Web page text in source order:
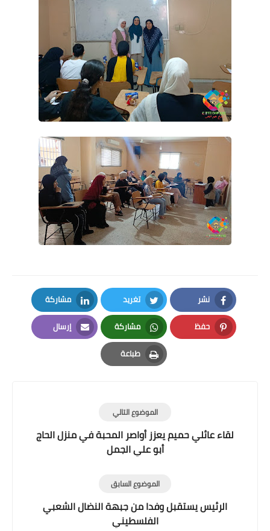
نشر
Facebook
تغريد
Twitter
مشاركة
LinkedIn
حفظ
Pinterest
مشاركة
Whatsapp
إرسال
Email
طباعة
Print
الموضوع التالي
لقاء عائلي حميم يعزز أواصر المحبة في منزل الحاج
أبو علي الجمل
الموضوع السابق
الرئيس يستقبل وفدا من جبهة النضال الشعبي
الفلسطيني